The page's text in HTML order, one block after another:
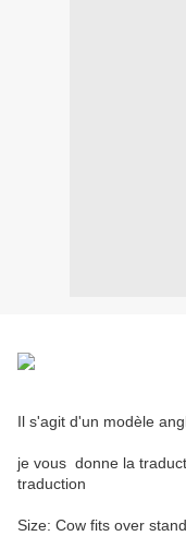
Il s'agit d'un modèle
je vous donne la
traduction
Size: Cow fits over